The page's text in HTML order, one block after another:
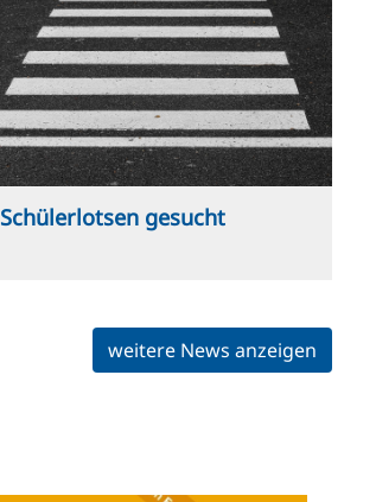
Schülerlotsen gesucht
weitere News anzeigen